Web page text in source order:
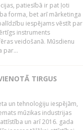
patiesībā ir pat ļoti
forma, bet arī mārketinga
iespējams vēstīt par
instruments
veidošanā. Mūsdienu
par...
TIRGUS
un tehnoloģiju iespējām,
mūzikas industrijas
un arī 2016. gada